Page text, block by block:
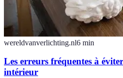
wereldvanverlichting.nl6 min
Les erreurs fréquentes à
intérieur